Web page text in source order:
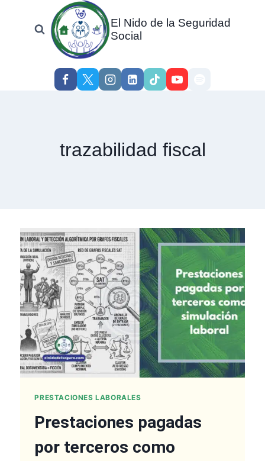
El Nido de la Seguridad
Social
trazabilidad fiscal
PRESTACIONES LABORALES
Prestaciones pagadas
por terceros como